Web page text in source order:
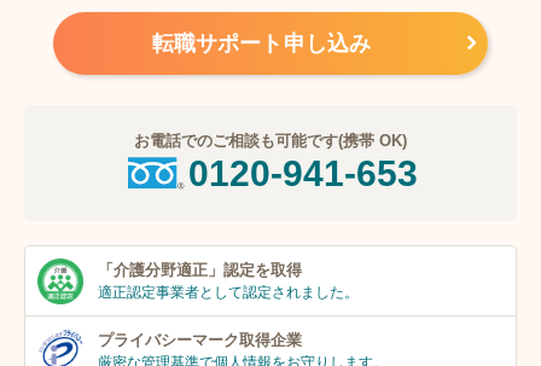
転職サポート申し込み
お電話でのご相談も可能です(携帯 OK)
0120-941-653
「介護分野適正」 認定を取得
適正認定事業者として認定されました。
プライバシーマーク取得企業